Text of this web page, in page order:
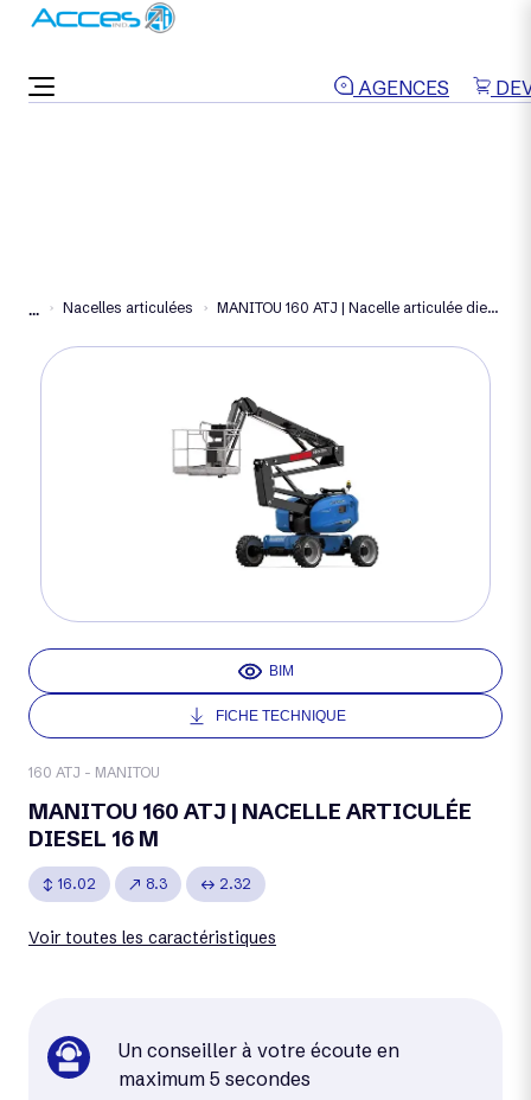
AGENCES
... Nacelles articulées MANITOU 160 ATJ | Nacelle articulée diesel 16 m
160 ATJ - MANITOU
BIM
FICHE TECHNIQUE
MANITOU 160 ATJ | NACELLE ARTICULÉE
DIESEL 16 M
16.02 8.3 2.32
Voir toutes les caractéristiques
Un conseiller à votre écoute en
maximum 5 secondes